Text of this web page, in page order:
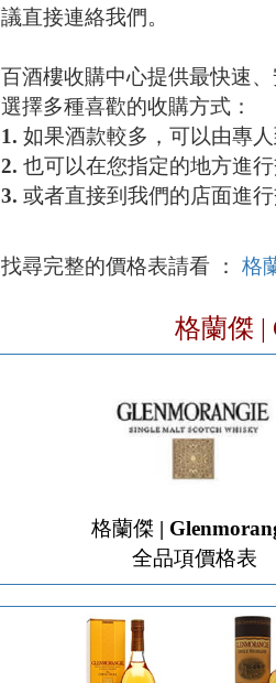
議直接連絡我們。
百酒樓收購中心提供最快速
選擇多種喜歡的收購方式：
1. 如果酒款較多，可以由專人
2. 也可以在您指定的地方進行
3. 或者直接到我們的店面進行
找尋完整的價格表請看 ： 格
格蘭傑 |
格蘭傑 |
全品項價格表